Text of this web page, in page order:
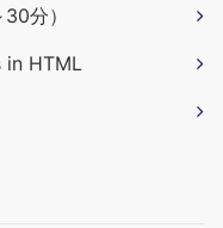
分）
in HTML